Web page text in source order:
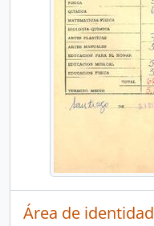
Área de identidad